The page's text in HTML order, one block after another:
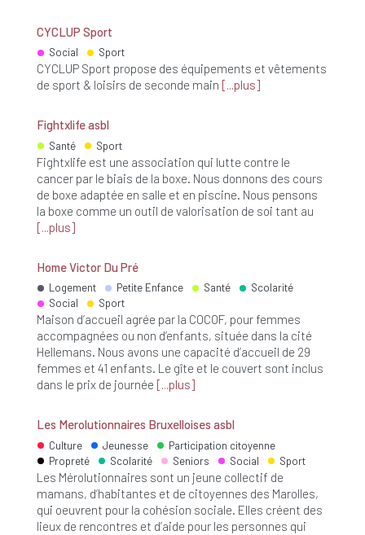
CYCLUP Sport
Social Sport
CYCLUP Sport propose des équipements et vêtements
de sport & loisirs de seconde main
plus
Fightxlife asbl
Santé Sport
Fightxlife est une association qui lutte contre le
cancer par le biais de la boxe. Nous donnons des cours
de boxe adaptée en salle et en piscine. Nous pensons
la boxe comme un outil de valorisation de soi tant au
plus
Home Victor Du Pré
Logement Petite Enfance Santé
Scolarité
Social
Sport
Maison d’accueil agrée par la COCOF, pour femmes
accompagnées ou non d’enfants, située dans la cité
Hellemans. Nous avons une capacité d’accueil de 29
femmes et 41 enfants. Le gîte et le couvert sont inclus
dans le prix de journée
plus
Les Merolutionnaires Bruxelloises asbl
Culture Jeunesse
Participation citoyenne
Propreté
Scolarité Seniors Social Sport
Les Mérolutionnaires sont un jeune collectif de
mamans, d’habitantes et de citoyennes des Marolles,
qui oeuvrent pour la cohésion sociale. Elles créent des
lieux de rencontres et d’aide pour les personnes qui